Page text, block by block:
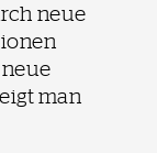
neue
man